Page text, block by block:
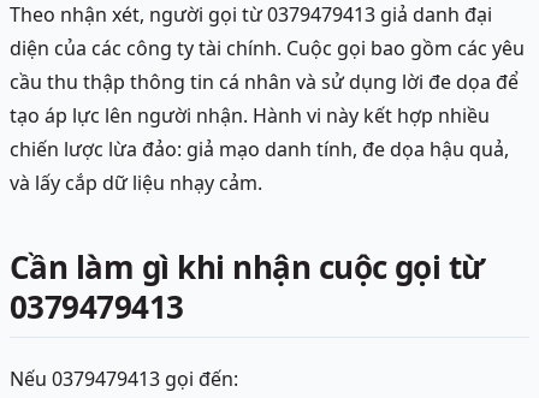
Theo nhận xét, người gọi từ 0379479413 giả danh đại
diện của các công ty tài chính. Cuộc gọi bao gồm các yêu
cầu thu thập thông tin cá nhân và sử dụng lời đe dọa để
tạo áp lực lên người nhận. Hành vi này kết hợp nhiều
chiến lược lừa đảo: giả mạo danh tính, đe dọa hậu quả,
và lấy cắp dữ liệu nhạy cảm.
Cần làm gì khi nhận cuộc gọi từ
0379479413
Nếu 0379479413 gọi đến: